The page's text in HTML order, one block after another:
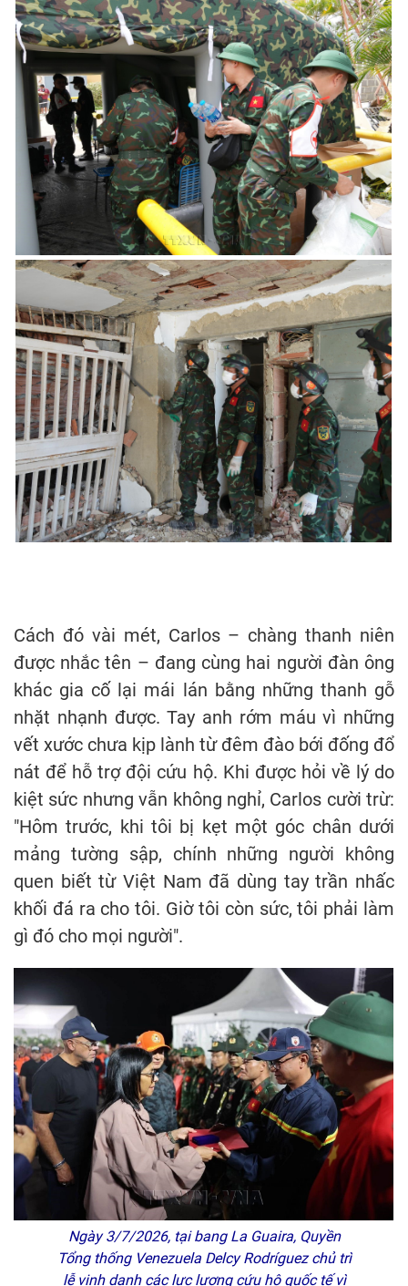
Cách đó vài mét, Carlos – chàng thanh niên
được nhắc tên – đang cùng hai người đàn ông
khác gia cố lại mái lán bằng những thanh gỗ
nhặt nhạnh được. Tay anh rớm máu vì những
vết xước chưa kịp lành từ đêm đào bới đống đổ
nát để hỗ trợ đội cứu hộ. Khi được hỏi về lý do
kiệt sức nhưng vẫn không nghỉ, Carlos cười trừ:
"Hôm trước, khi tôi bị kẹt một góc chân dưới
mảng tường sập, chính những người không
quen biết từ Việt Nam đã dùng tay trần nhấc
khối đá ra cho tôi. Giờ tôi còn sức, tôi phải làm
gì đó cho mọi người".
Ngày 3/7/2026, tại bang La Guaira, Quyền
Tổng thống Venezuela Delcy Rodríguez chủ trì
lễ vinh danh các lực lượng cứu hộ quốc tế vì